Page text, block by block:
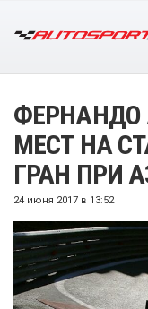
ФЕРНАНДО
МЕСТ НА
ГРАН ПРИ
24 июня 2017 в 13:52